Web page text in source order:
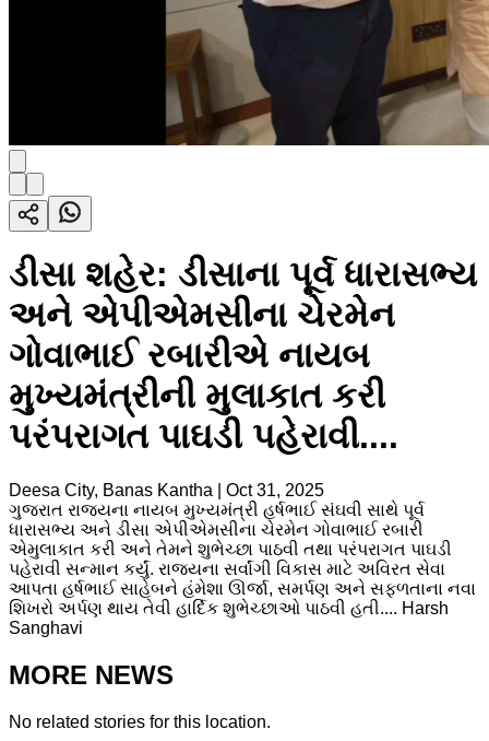
ડીસા શહેર: ડીસાના પૂર્વ ધારાસભ્ય
અને એપીએમસીના ચેરમેન
ગોવાભાઈ રબારીએ નાયબ
મુખ્યમંત્રીની મુલાકાત કરી
પરંપરાગત પાઘડી પહેરાવી....
Deesa City, Banas Kantha
Oct 31, 2025
ગુજરાત રાજ્યના નાયબ મુખ્યમંત્રી હર્ષભાઈ સંઘવી સાથે પૂર્વ
ધારાસભ્ય અને ડીસા એપીએમસીના ચેરમેન ગોવાભાઈ રબારી
એમુલાકાત કરી અને તેમને શુભેચ્છા પાઠવી તથા પરંપરાગત પાઘડી
પહેરાવી સન્માન કર્યું. રાજ્યના સર્વાંગી વિકાસ માટે અવિરત સેવા
આપતા હર્ષભાઈ સાહેબને હંમેશા ઊર્જા, સમર્પણ અને સફળતાના નવા
શિખરો અર્પણ થાય તેવી હાર્દિક શુભેચ્છાઓ પાઠવી હતી.... Harsh
Sanghavi
MORE NEWS
No related stories for this location.